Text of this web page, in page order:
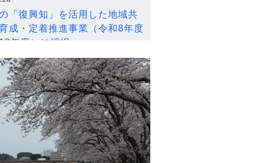
「復興知」を活用した地域共
成・定着推進事業（令和8年度
年度）に採択